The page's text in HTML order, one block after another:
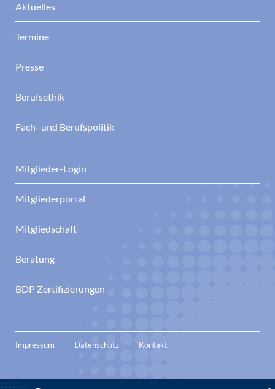
Aktuelles
Termine
Presse
Berufsethik
Fach- und Berufspolitik
Mitglieder-Login
Mitgliederportal
Mitgliedschaft
Beratung
BDP Zertifizierungen
Impressum Datenschutz Kontakt